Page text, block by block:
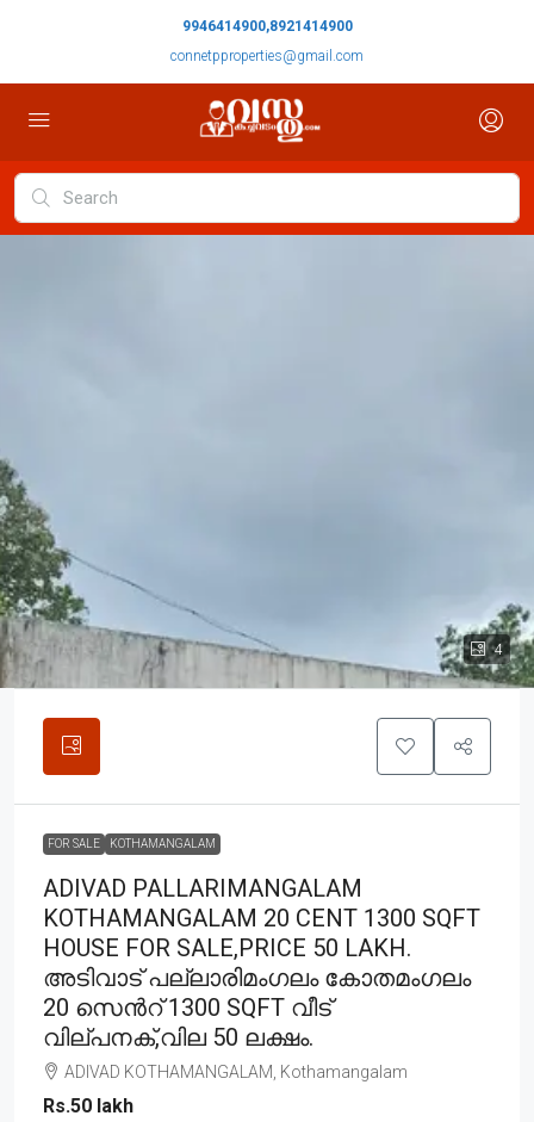
9946414900,8921414900
connetpproperties@gmail.com
4
FOR SALE KOTHAMANGALAM
ADIVAD PALLARIMANGALAM
KOTHAMANGALAM 20 CENT 1300 SQFT
HOUSE FOR SALE,PRICE 50 LAKH.
അടിവാട് പല്ലാരിമംഗലം കോതമംഗലം
20 സെൻറ് 1300 SQFT വീട്
വില്പനക്,വില 50 ലക്ഷം.
ADIVAD KOTHAMANGALAM, Kothamangalam
Rs.50 lakh